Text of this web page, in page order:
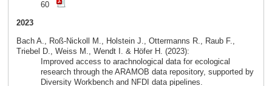
60
2023
Bach A., Roß-Nickoll M., Holstein J., Ottermanns R., Raub F.,
Triebel D., Weiss M., Wendt I. & Höfer H. (2023):
Improved access to arachnological data for ecological
research through the ARAMOB data repository, supported by
Diversity Workbench and NFDI data pipelines.